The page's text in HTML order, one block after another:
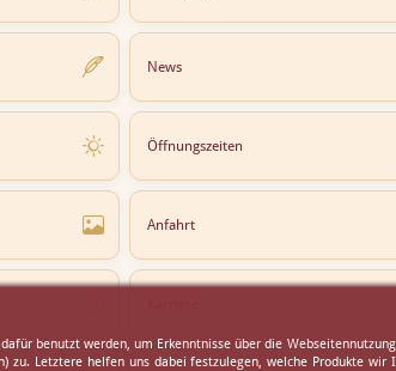
News
Öffnungszeiten
Anfahrt
benutzt werden, um Erkenntnisse über die
zu. Letztere helfen uns dabei festzulegen, welche Produkte